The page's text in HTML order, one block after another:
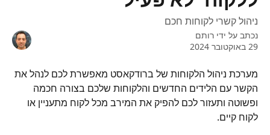
ניהול קשרי לקוחות חכם
נכתב על ידי רותם
29 באוקטובר 2024
מערכת ניהול הלקוחות של ברודקאסט מאפשרת לכם לנהל את
הקשר עם הלידים החדשים והלקוחות שלכם בצורה חכמה
ופשוטה ותעזור לכם להפיק את המירב מכל לקוח מתעניין או
לקוח קיים.